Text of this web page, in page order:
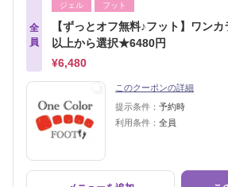
全
員
ジェル フット
【ずっとオフ無料♪フット】ワン
以上から選択★6480円
¥6,480
このクーポンの詳細
提示条件： 予約時
利用条件： 全員